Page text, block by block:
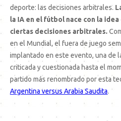
deporte: las decisiones arbitrales.
la IA en el fútbol nace con la
ciertas decisiones arbitrales.
en el Mundial, el fuera de juego
implantado en este evento, una de
criticada y cuestionada hasta el
partido más renombrado por esta
Argentina versus Arabia Saudita.